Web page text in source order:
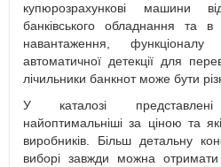
купюрозрахункові машини
банківського обладнання та в
навантаження,
автоматичної детекції для
лічильники банкнот може бути
У каталозі
найоптимальніші за ціною та
виробників. Більш детальну
виборі завжди можна